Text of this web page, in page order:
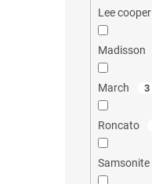
Lee cooper
Madisson
March 3
Roncato
Samsonite